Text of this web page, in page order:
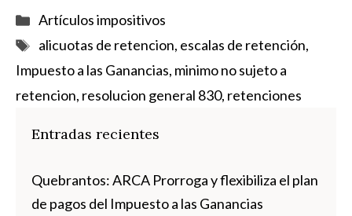
Categorías
Artículos impositivos
Etiquetas
alicuotas de retencion, escalas de retención,
Impuesto a las Ganancias, minimo no sujeto a
retencion, resolucion general 830, retenciones
Entradas recientes
Quebrantos: ARCA Prorroga y flexibiliza el plan
de pagos del Impuesto a las Ganancias